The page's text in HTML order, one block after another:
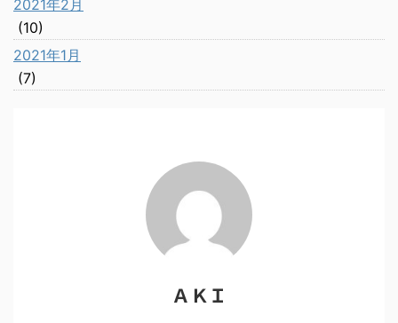
2021年2月
(10)
2021年1月
(7)
ＡＫＩ